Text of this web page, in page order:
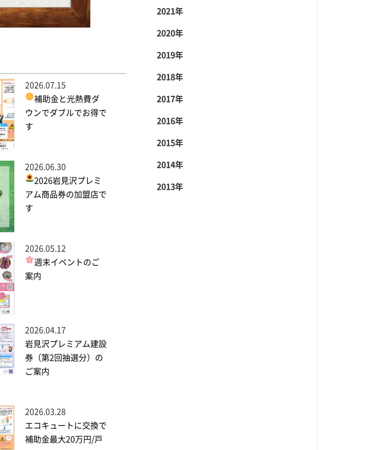
2026.07.15
補助金と光熱費ダ
ウンでダブルでお得で
す
2026.06.30
2026岩見沢プレミ
アム商品券の加盟店で
す
2026.05.12
週末イベントのご
案内
2026.04.17
岩見沢プレミアム建設
券（第2回抽選分）の
ご案内
2026.03.28
エコキュートに交換で
補助金最大20万円/戸
2021年
2020年
2019年
2018年
2017年
2016年
2015年
2014年
2013年